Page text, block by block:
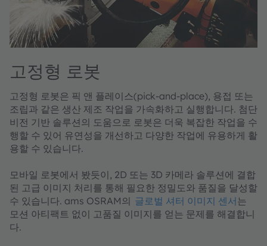
고정형 로봇
고정형 로봇은 픽 앤 플레이스(pick-and-place), 용접 또는
조립과 같은 생산 제조 작업을 가속화하고 실행합니다. 첨단
비전 기반 솔루션의 도움으로 로봇은 더욱 복잡한 작업을 수
행할 수 있어 유연성을 개선하고 다양한 작업에 유용하게 활
용할 수 있습니다.
모바일 로봇에서 봤듯이, 2D 또는 3D 카메라 솔루션에 결합
된 고급 이미지 처리를 통해 필요한 정밀도와 품질을 달성할
수 있습니다. ams OSRAM의 글로벌 셔터 이미지 센서는
모션 아티팩트 없이 고품질 이미지를 얻는 문제를 해결합니
다.